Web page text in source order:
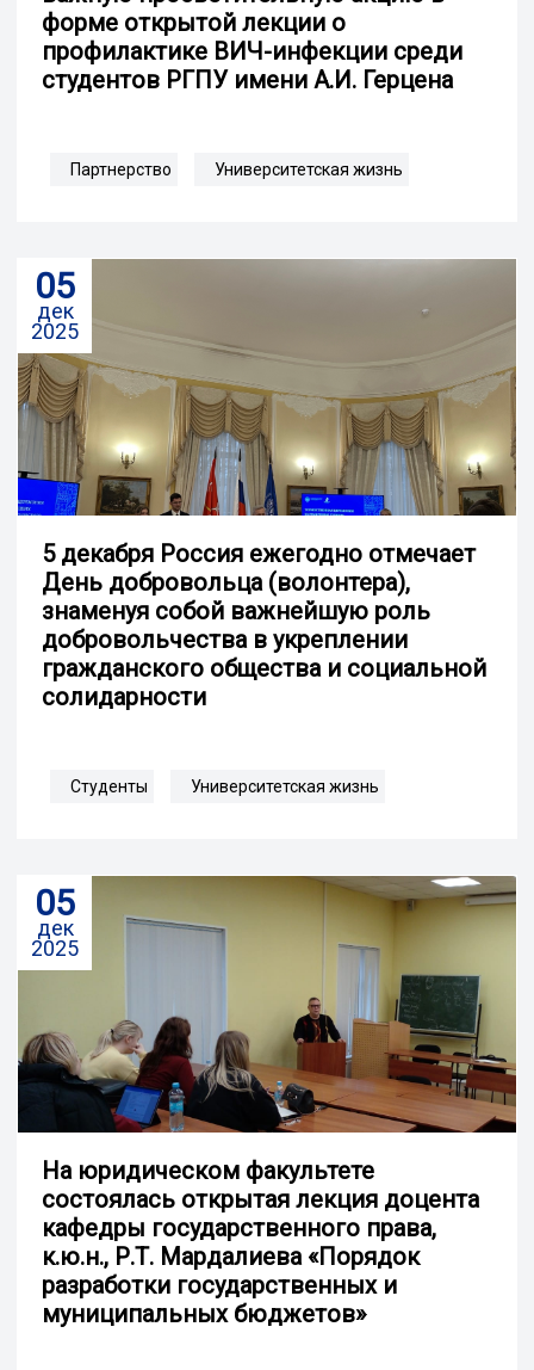
форме открытой лекции о
профилактике ВИЧ-инфекции среди
студентов РГПУ имени А.И. Герцена
Партнерство Университетская жизнь
05
дек
2025
5 декабря Россия ежегодно отмечает
День добровольца (волонтера),
знаменуя собой важнейшую роль
добровольчества в укреплении
гражданского общества и социальной
солидарности
Студенты Университетская жизнь
05
дек
2025
На юридическом факультете
состоялась открытая лекция доцента
кафедры государственного права,
к.ю.н., Р.Т. Мардалиева «Порядок
разработки государственных и
муниципальных бюджетов»